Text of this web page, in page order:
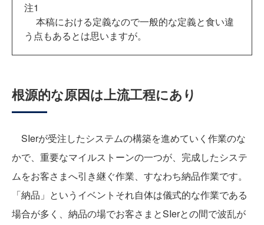
注1
本稿における定義なので一般的な定義と食い違
う点もあるとは思いますが。
根源的な原因は上流工程にあり
SIerが受注したシステムの構築を進めていく作業のな
かで、重要なマイルストーンの一つが、完成したシステ
ムをお客さまへ引き継ぐ作業、すなわち納品作業です。
「納品」というイベントそれ自体は儀式的な作業である
場合が多く、納品の場でお客さまとSIerとの間で波乱が